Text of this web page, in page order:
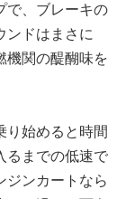
で、ブレーキの
ンドはまさに
機関の醍醐味を
り始めると時間
るまでの低速で
ジンカートなら